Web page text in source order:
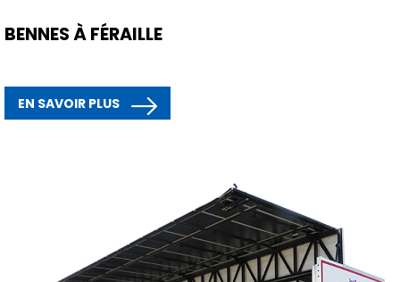
BENNES À FÉRAILLE
EN SAVOIR PLUS